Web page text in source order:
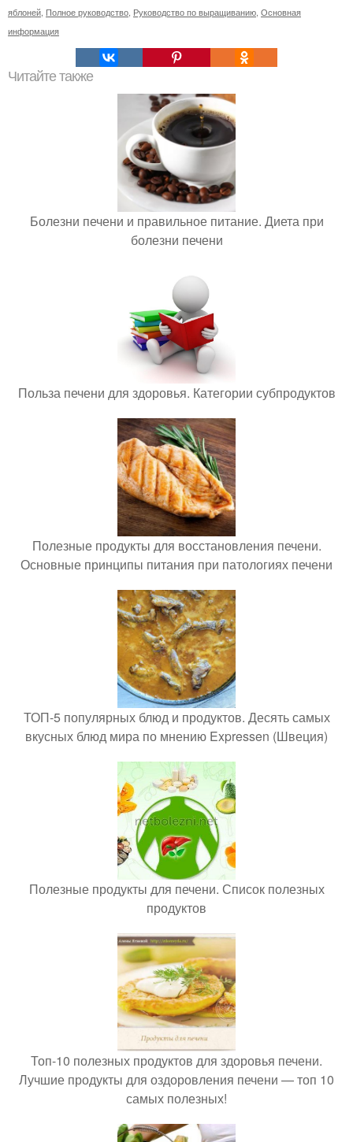
яблоней Полное руководство Руководство по выращиванию Основная
информация
Читайте также
Болезни печени и правильное питание. Диета при
болезни печени
Польза печени для здоровья. Категории субпродуктов
Полезные продукты для восстановления печени.
Основные принципы питания при патологиях печени
ТОП-5 популярных блюд и продуктов. Десять самых
вкусных блюд мира по мнению Expressen (Швеция)
Полезные продукты для печени. Список полезных
продуктов
Топ-10 полезных продуктов для здоровья печени.
Лучшие продукты для оздоровления печени — топ 10
самых полезных!